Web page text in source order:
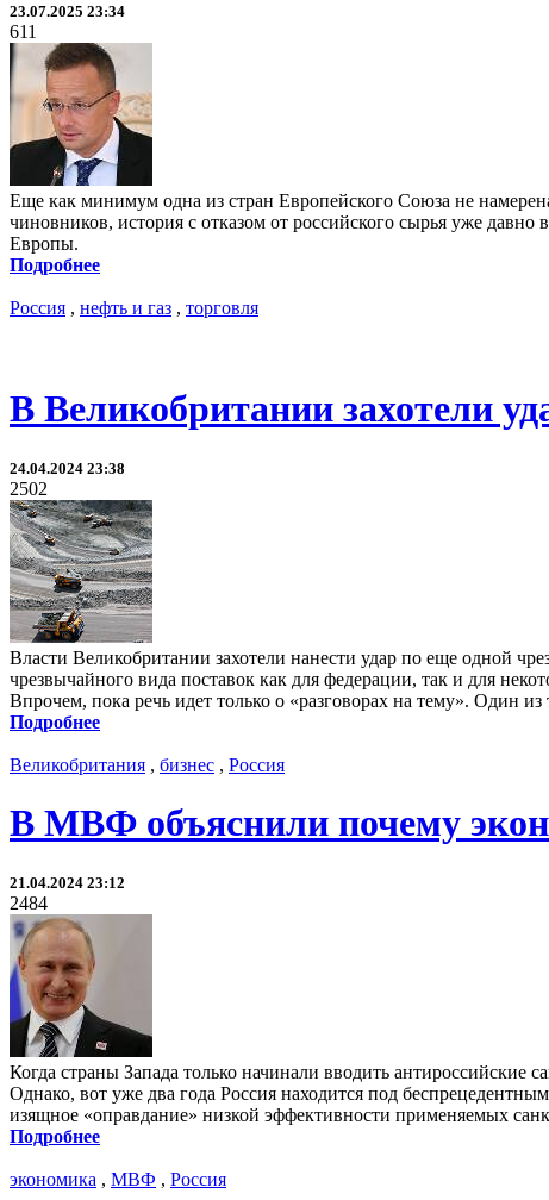
23.07.2025 23:34
611
Еще как минимум одна из стран Европейского Союза не
чиновников, история с отказом от российского сырья уже
Европы.
Подробнее
Россия , нефть и газ , торговля
В Великобритании захотели
24.04.2024 23:38
2502
Власти Великобритании захотели нанести удар по еще одной
чрезвычайного вида поставок как для федерации, так и для
Впрочем, пока речь идет только о «разговорах на тему». Один
Подробнее
Великобритания , бизнес , Россия
В МВФ объяснили почему
21.04.2024 23:12
2484
Когда страны Запада только начинали вводить антироссийские
Однако, вот уже два года Россия находится под
изящное «оправдание» низкой эффективности применяемых
Подробнее
экономика , МВФ , Россия